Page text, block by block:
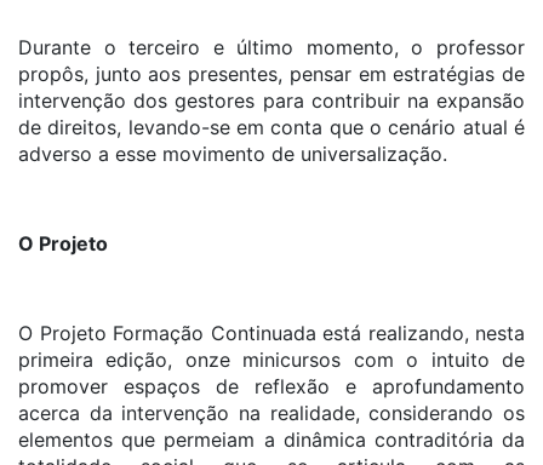
Durante o terceiro e último momento, o professor
propôs, junto aos presentes, pensar em estratégias de
intervenção dos gestores para contribuir na expansão
de direitos, levando-se em conta que o cenário atual é
adverso a esse movimento de universalização.
O Projeto
O Projeto Formação Continuada está realizando, nesta
primeira edição, onze minicursos com o intuito de
promover espaços de reflexão e aprofundamento
acerca da intervenção na realidade, considerando os
elementos que permeiam a dinâmica contraditória da